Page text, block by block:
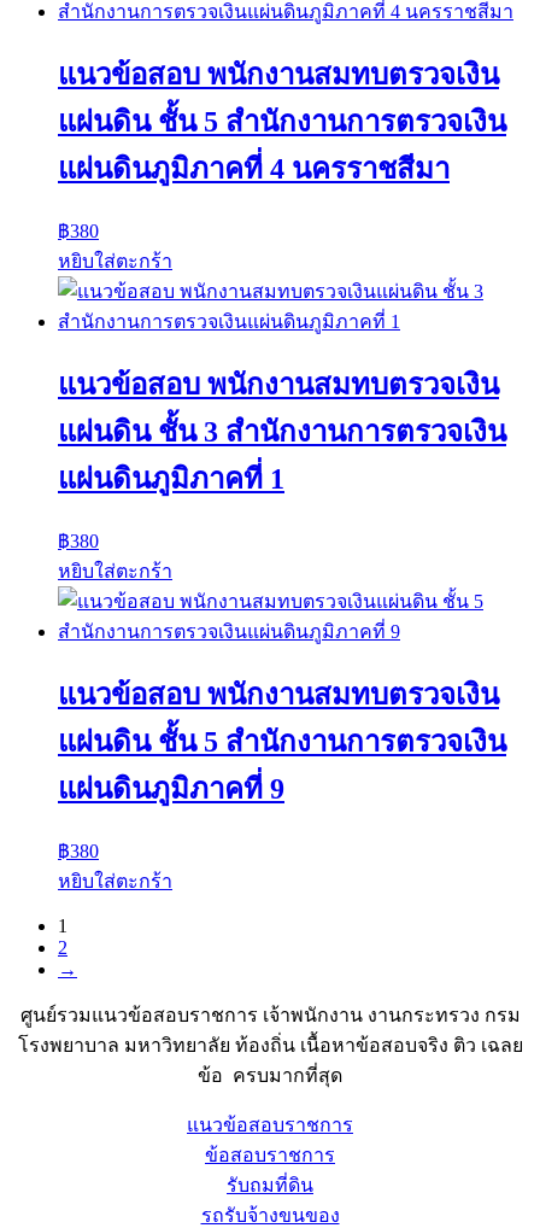
แนวข้อสอบ พนักงานสมทบตรวจเงิน
แผ่นดิน ชั้น 5 สำนักงานการตรวจเงิน
แผ่นดินภูมิภาคที่ 4 นครราชสีมา
฿380
หยิบใส่ตะกร้า
แนวข้อสอบ พนักงานสมทบตรวจเงิน
แผ่นดิน ชั้น 3 สำนักงานการตรวจเงิน
แผ่นดินภูมิภาคที่ 1
฿380
หยิบใส่ตะกร้า
แนวข้อสอบ พนักงานสมทบตรวจเงิน
แผ่นดิน ชั้น 5 สำนักงานการตรวจเงิน
แผ่นดินภูมิภาคที่ 9
฿380
หยิบใส่ตะกร้า
1
2
→
ศูนย์รวมแนวข้อสอบราชการ เจ้าพนักงาน งานกระทรวง กรม
โรงพยาบาล มหาวิทยาลัย ท้องถิ่น เนื้อหาข้อสอบจริง ติว เฉลย
ข้อ ครบมากที่สุด
แนวข้อสอบราชการ
ข้อสอบราชการ
รับถมที่ดิน
รถรับจ้างขนของ